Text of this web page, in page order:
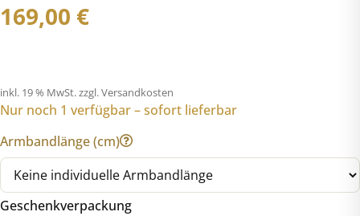
169,00 €
inkl. 19 % MwSt.zzgl. Versandkosten
Nur noch 1 verfügbar – sofort lieferbar
Armbandlänge (cm)
Geschenkverpackung